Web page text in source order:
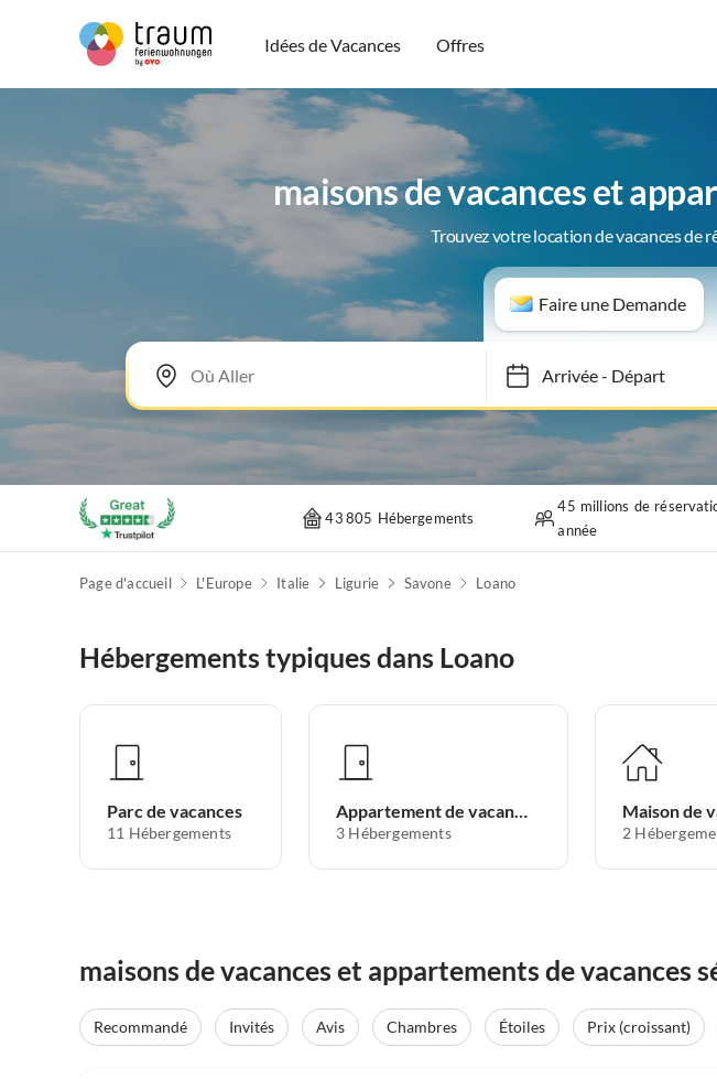
Idées de Vacances Offres
maisons de vacances et
Trouvez votre location de vacances de
Faire une Demande
Arrivée- Départ
43 805 Hébergements
45 millions de
année
Page d'accueil L'Europe Italie Ligurie Savone Loano
Hébergements typiques dans Loano
Parc de vacances
11 Hébergements
Appartement de vacances
3 Hébergements
Maison de
2
maisons de vacances et appartements de vacances
Recommandé Invités Avis Chambres Étoiles Prix (croissant)